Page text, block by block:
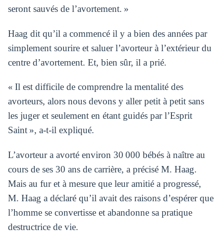
seront sauvés de l’avortement. »
Haag dit qu’il a commencé il y a bien des années par
simplement sourire et saluer l’avorteur à l’extérieur du
centre d’avortement. Et, bien sûr, il a prié.
« Il est difficile de comprendre la mentalité des
avorteurs, alors nous devons y aller petit à petit sans
les juger et seulement en étant guidés par l’Esprit
Saint », a-t-il expliqué.
L’avorteur a avorté environ 30 000 bébés à naître au
cours de ses 30 ans de carrière, a précisé M. Haag.
Mais au fur et à mesure que leur amitié a progressé,
M. Haag a déclaré qu’il avait des raisons d’espérer que
l’homme se convertisse et abandonne sa pratique
destructrice de vie.